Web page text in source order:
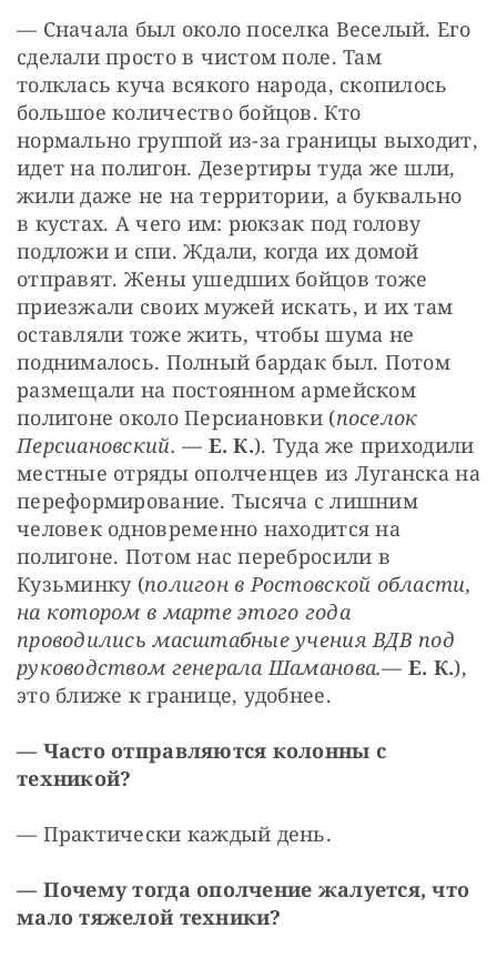
— Сначала был около поселка Веселый. Его
сделали просто в чистом поле. Там
толклась куча всякого народа, скопилось
большое количество бойцов. Кто
нормально группой из-за границы выходит,
идет на полигон. Дезертиры туда же шли,
жили даже не на территории, а буквально
в кустах. А чего им: рюкзак под голову
подложи и спи. Ждали, когда их домой
отправят. Жены ушедших бойцов тоже
приезжали своих мужей искать, и их там
оставляли тоже жить, чтобы шума не
поднималось. Полный бардак был. Потом
размещали на постоянном армейском
полигоне около Персиановки (поселок
Персиановский. — Е. К.). Туда же приходили
местные отряды ополченцев из Луганска на
переформирование. Тысяча с лишним
человек одновременно находится на
полигоне. Потом нас перебросили в
Кузьминку (полигон в Ростовской области,
на котором в марте этого года
проводились масштабные учения ВДВ под
руководством генерала Шаманова.— Е. К.),
это ближе к границе, удобнее.
— Часто отправляются колонны с
техникой?
— Практически каждый день.
— Почему тогда ополчение жалуется, что
мало тяжелой техники?